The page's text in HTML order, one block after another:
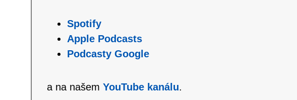
Spotify
Apple Podcasts
Podcasty Google
a na našem YouTube kanálu.